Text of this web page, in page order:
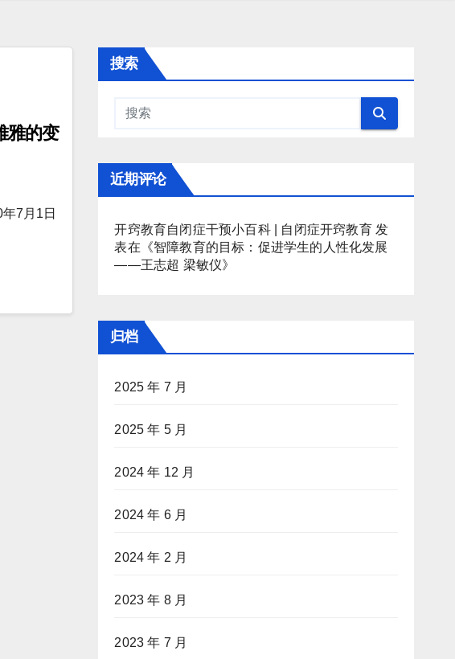
雅的变
7月1日
搜索
近期评论
开窍教育自闭症干预小百科 | 自闭症开窍教育发
表在《智障教育的目标：促进学生的人性化发展
——王志超 梁敏仪》
归档
2025 年 7 月
2025 年 5 月
2024 年 12 月
2024 年 6 月
2024 年 2 月
2023 年 8 月
2023 年 7 月